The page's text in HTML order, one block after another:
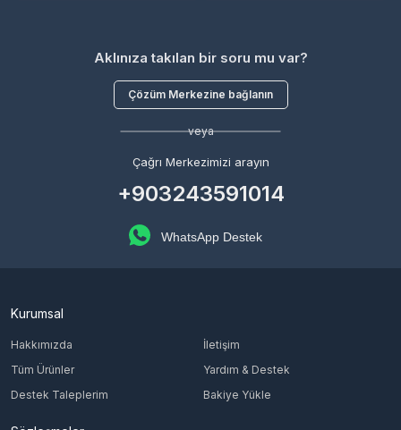
Aklınıza takılan bir soru mu var?
Çözüm Merkezine bağlanın
veya
Çağrı Merkezimizi arayın
+903243591014
WhatsApp Destek
Kurumsal
Hakkımızda
İletişim
Tüm Ürünler
Yardım & Destek
Destek Taleplerim
Bakiye Yükle